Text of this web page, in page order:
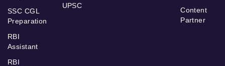
SSC CGL
Preparation
RBI
Assistant
RBI
UPSC
Content
Partner